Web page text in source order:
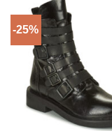
-25%